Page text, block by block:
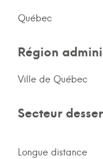
Québec
Région
Ville de Québec
Secteur
Longue distance